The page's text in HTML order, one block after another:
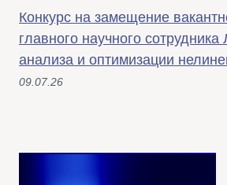
Конкурс на замещение
главного научного
анализа и оптимизации
09.07.26